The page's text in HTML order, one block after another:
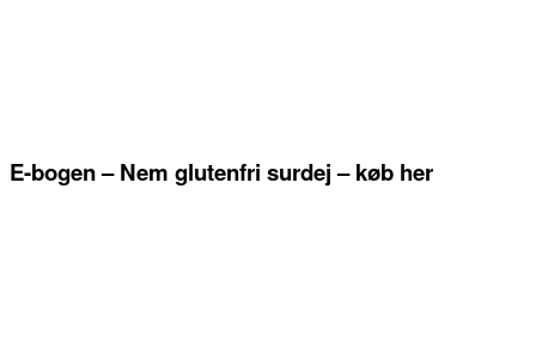
E-bogen – Nem glutenfri surdej – køb her